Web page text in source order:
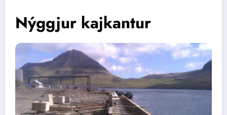
Nýggjur kajkantur